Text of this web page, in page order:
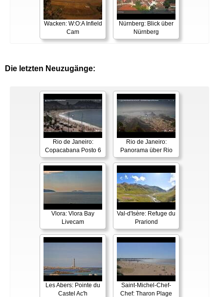
Wacken: W:O:A Infield
Cam
Nürnberg: Blick über
Nürnberg
Die letzten Neuzugänge:
Rio de Janeiro:
Copacabana Posto 6
Rio de Janeiro:
Panorama über Rio
Vlora: Vlora Bay
Livecam
Val-d'Isère: Refuge du
Prariond
Les Abers: Pointe du
Castel Ac'h
Saint-Michel-Chef-
Chef: Tharon Plage